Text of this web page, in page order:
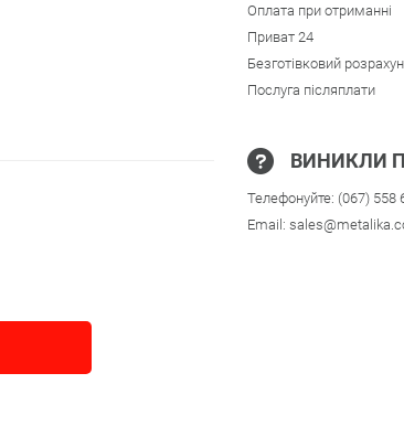
Оплата при отриманні
Приват 24
Безготівковий
Послуга післяплати
ВИНИКЛИ
Телефонуйте: (067) 558
Email: